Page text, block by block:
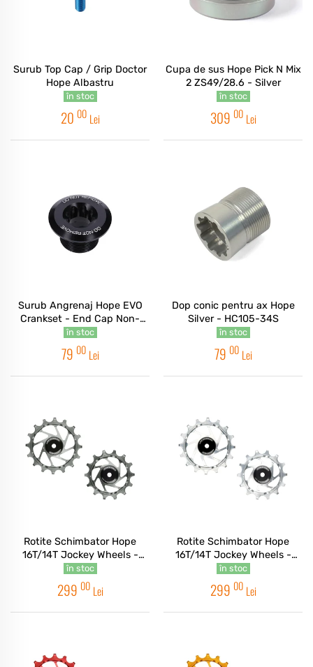
Surub Top Cap / Grip Doctor
Hope Albastru
în stoc
20 00 Lei
Cupa de sus Hope Pick N Mix
2 ZS49/28.6 - Silver
în stoc
309 00 Lei
Surub Angrenaj Hope EVO
Crankset - End Cap Non-
Drive - Black
în stoc
79 00 Lei
Dop conic pentru ax Hope
Silver - HC105-34S
în stoc
79 00 Lei
Rotite Schimbator Hope
16T/14T Jockey Wheels -
Smoke
în stoc
299 00 Lei
Rotite Schimbator Hope
16T/14T Jockey Wheels -
Silver
în stoc
299 00 Lei